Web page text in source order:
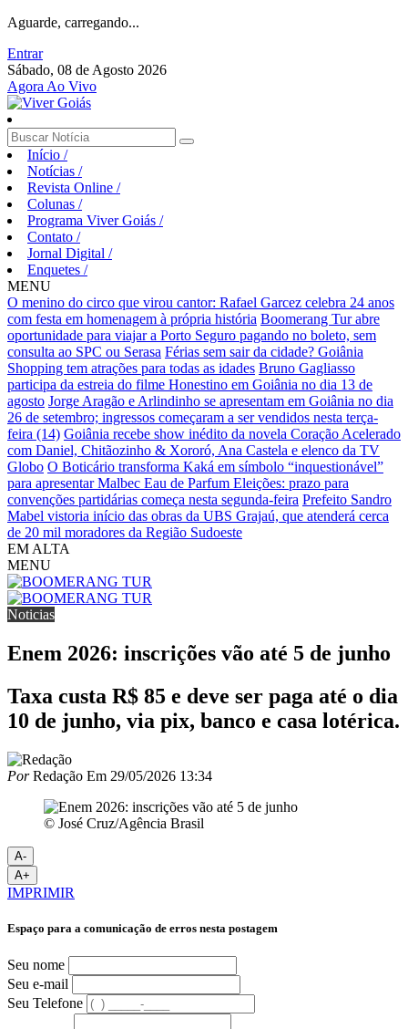
Aguarde, carregando...
Entrar
Sábado, 08 de Agosto 2026
Agora Ao Vivo
Início /
Notícias /
Revista Online /
Colunas /
Programa Viver Goiás /
Contato /
Jornal Digital /
Enquetes /
MENU
O menino do circo que virou cantor: Rafael Garcez celebra 24 anos
com festa em homenagem à própria história Boomerang Tur abre
oportunidade para viajar a Porto Seguro pagando no boleto, sem
consulta ao SPC ou Serasa Férias sem sair da cidade? Goiânia
Shopping tem atrações para todas as idades Bruno Gagliasso
participa da estreia do filme Honestino em Goiânia no dia 13 de
agosto Jorge Aragão e Arlindinho se apresentam em Goiânia no dia
26 de setembro; ingressos começaram a ser vendidos nesta terça-
feira (14) Goiânia recebe show inédito da novela Coração Acelerado
com Daniel, Chitãozinho & Xororó, Ana Castela e elenco da TV
Globo O Boticário transforma Kaká em símbolo “inquestionável”
para apresentar Malbec Eau de Parfum Eleições: prazo para
convenções partidárias começa nesta segunda-feira Prefeito Sandro
Mabel vistoria início das obras da UBS Grajaú, que atenderá cerca
de 20 mil moradores da Região Sudoeste
EM ALTA
MENU
Noticias
Enem 2026: inscrições vão até 5 de junho
Taxa custa R$ 85 e deve ser paga até o dia
10 de junho, via pix, banco e casa lotérica.
PorRedação Em 29/05/2026 13:34
© José Cruz/Agência Brasil
A-
A+
IMPRIMIR
Espaço para a comunicação de erros nesta postagem
Seu nome
Seu e-mail
Seu Telefone